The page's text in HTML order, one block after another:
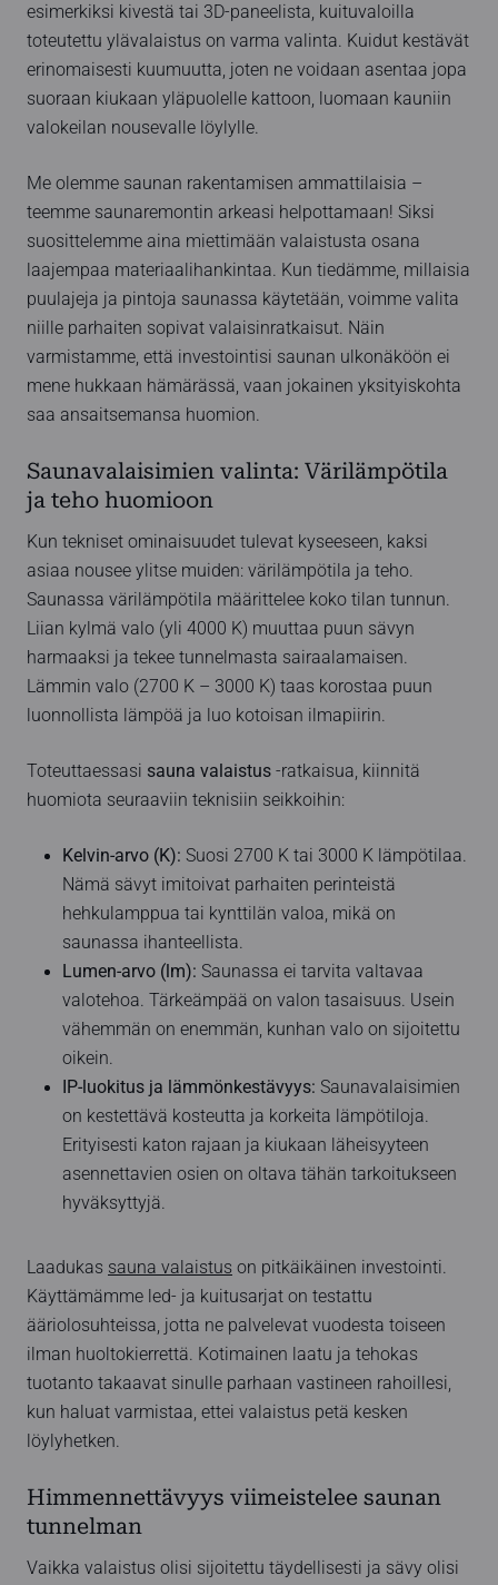
esimerkiksi kivestä tai 3D-paneelista, kuituvaloilla
toteutettu ylävalaistus on varma valinta. Kuidut kestävät
erinomaisesti kuumuutta, joten ne voidaan asentaa jopa
suoraan kiukaan yläpuolelle kattoon, luomaan kauniin
valokeilan nousevalle löylylle.
Me olemme saunan rakentamisen ammattilaisia –
teemme saunaremontin arkeasi helpottamaan! Siksi
suosittelemme aina miettimään valaistusta osana
laajempaa materiaalihankintaa. Kun tiedämme, millaisia
puulajeja ja pintoja saunassa käytetään, voimme valita
niille parhaiten sopivat valaisinratkaisut. Näin
varmistamme, että investointisi saunan ulkonäköön ei
mene hukkaan hämärässä, vaan jokainen yksityiskohta
saa ansaitsemansa huomion.
Saunavalaisimien valinta: Värilämpötila
ja teho huomioon
Kun tekniset ominaisuudet tulevat kyseeseen, kaksi
asiaa nousee ylitse muiden: värilämpötila ja teho.
Saunassa värilämpötila määrittelee koko tilan tunnun.
Liian kylmä valo (yli 4000 K) muuttaa puun sävyn
harmaaksi ja tekee tunnelmasta sairaalamaisen.
Lämmin valo (2700 K – 3000 K) taas korostaa puun
luonnollista lämpöä ja luo kotoisan ilmapiirin.
Toteuttaessasi sauna valaistus -ratkaisua, kiinnitä
huomiota seuraaviin teknisiin seikkoihin:
Kelvin-arvo (K): Suosi 2700 K tai 3000 K lämpötilaa.
Nämä sävyt imitoivat parhaiten perinteistä
hehkulamppua tai kynttilän valoa, mikä on
saunassa ihanteellista.
Lumen-arvo (lm): Saunassa ei tarvita valtavaa
valotehoa. Tärkeämpää on valon tasaisuus. Usein
vähemmän on enemmän, kunhan valo on sijoitettu
oikein.
IP-luokitus ja lämmönkestävyys: Saunavalaisimien
on kestettävä kosteutta ja korkeita lämpötiloja.
Erityisesti katon rajaan ja kiukaan läheisyyteen
asennettavien osien on oltava tähän tarkoitukseen
hyväksyttyjä.
Laadukas sauna valaistus on pitkäikäinen investointi.
Käyttämämme led- ja kuitusarjat on testattu
ääriolosuhteissa, jotta ne palvelevat vuodesta toiseen
ilman huoltokierrettä. Kotimainen laatu ja tehokas
tuotanto takaavat sinulle parhaan vastineen rahoillesi,
kun haluat varmistaa, ettei valaistus petä kesken
löylyhetken.
Himmennettävyys viimeistelee saunan
tunnelman
Vaikka valaistus olisi sijoitettu täydellisesti ja sävy olisi